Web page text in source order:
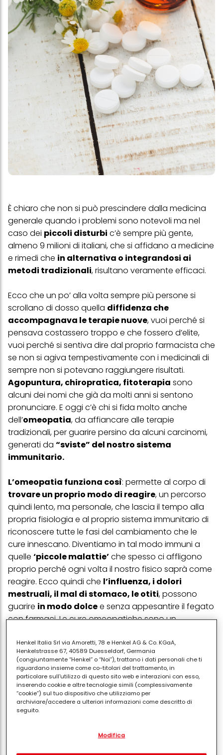
PUBBLICITA'
È chiaro che non si può prescindere dalla medicina
generale quando i problemi sono notevoli ma nel
caso dei piccoli disturbi c’è sempre più gente,
almeno 9 milioni di italiani, che si affidano a medicine
e rimedi che in alternativa o integrandosi ai
metodi tradizionali, risultano veramente efficaci.
Ecco che un po’ alla volta sempre più persone si
scrollano di dosso quella diffidenza che
accompagnava le terapie nuove, vuoi perché si
pensava costassero troppo e che fossero d’elite,
vuoi perché si sentiva dire dal proprio farmacista che
se non si agiva tempestivamente con i medicinali di
sempre non si potevano raggiungere risultati.
Agopuntura, chiropratica, fitoterapia sono
alcuni dei nomi che già da molti anni si sentono
pronunciare. E oggi c’è chi si fida molto anche
dell’omeopatia, da affiancare alle terapie
tradizionali, per guarire persino da alcuni carcinomi,
generati da “sviste” del nostro sistema
immunitario.
L’omeopatia funziona così: permette al corpo di
trovare un proprio modo di reagire, un percorso
quindi lento, ma personale, che lascia il tempo alla
propria fisiologia e al proprio sistema immunitario di
riconoscere tutte le fasi del cambiamento che le
cure innescano. Diventiamo in tal modo immuni a
quelle ‘piccole malattie’che spesso ci affligono
proprio perché ogni volta il nostro fisico saprà come
reagire. Ecco quindi che l’influenza, i dolori
mestruali, il mal di stomaco, le otiti, possono
guarire in modo dolcee senza appesantire il fegato
con farmaci. Le cure omeopatiche sono un
piccolissime dosi, permettono di renderci immuni e
reattivi.
Eccoalcuni rimediper diversi disturbi di tutti i giorni:
anche la fitoterapia e la naturopatia ci vengono in
aiuto.
Henkel Italia Srl via Amoretti, 78 e Henkel AG & Co. KGaA,
Henkelstrasse 67, 40589 Duesseldorf, Germania
(congiuntamente “Henkel” o “Noi”), trattano i dati personali che ti
riguardano insieme come co-titolari del trattamento, in
particolare sull'utilizzo di questo sito web e interazioni con esso,
inserendo cookie e altre tecnologie simili (complessivamente
“cookie”) sul tuo dispositivo che utilizziamo per
archiviare/accedere a ulteriori informazioni come descritto di
seguito.
separati o co-titolari come indicato nella nostra Informativa sulla
pixel, impronte digitali e tecnologie simili" utilizzeremo anche
Modifica